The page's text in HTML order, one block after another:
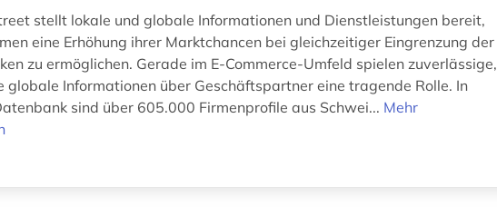
stellt lokale und globale Informationen und Dienstleistungen bereit,
eine Erhöhung ihrer Marktchancen bei gleichzeitiger Eingrenzung der
zu ermöglichen. Gerade im E-Commerce-Umfeld spielen zuverlässige,
globale Informationen über Geschäftspartner eine tragende Rolle. In
sind über 605.000 Firmenprofile aus Schwei... Mehr